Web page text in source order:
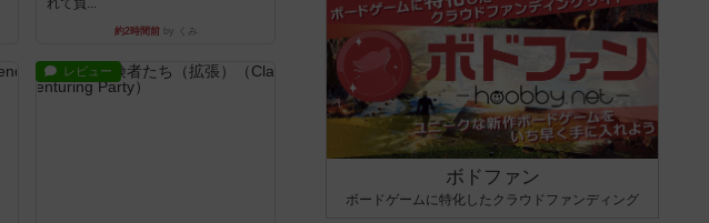
れて負...
約2時間前by くみ
レビュー
ボドファン
ボードゲームに特化したクラウドファンディング